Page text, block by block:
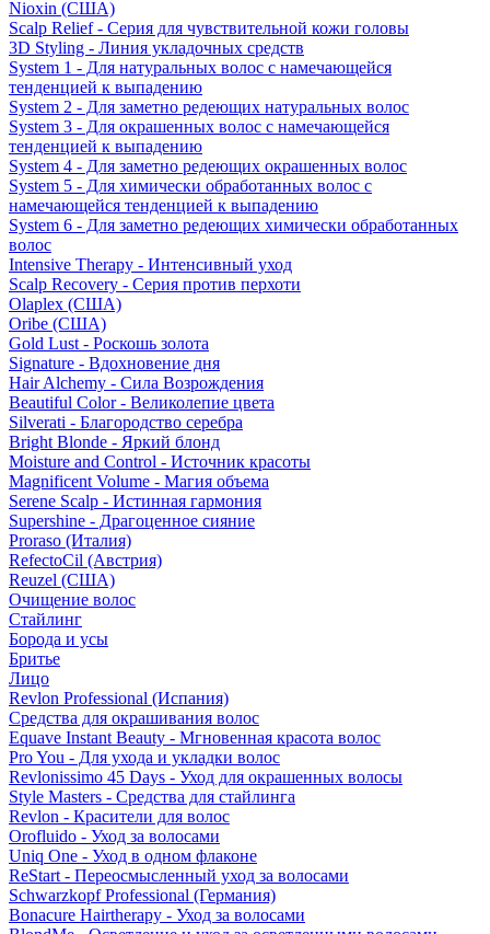
Nioxin (США)
Scalp Relief - Серия для чувствительной кожи головы
3D Styling - Линия укладочных средств
System 1 - Для натуральных волос с намечающейся
тенденцией к выпадению
System 2 - Для заметно редеющих натуральных волос
System 3 - Для окрашенных волос с намечающейся
тенденцией к выпадению
System 4 - Для заметно редеющих окрашенных волос
System 5 - Для химически обработанных волос с
намечающейся тенденцией к выпадению
System 6 - Для заметно редеющих химически обработанных
волос
Intensive Therapy - Интенсивный уход
Scalp Recovery - Серия против перхоти
Olaplex (США)
Oribe (США)
Gold Lust - Роскошь золота
Signature - Вдохновение дня
Hair Alchemy - Сила Возрождения
Beautiful Color - Великолепие цвета
Silverati - Благородство серебра
Bright Blonde - Яркий блонд
Moisture and Control - Источник красоты
Magnificent Volume - Магия объема
Serene Scalp - Истинная гармония
Supershine - Драгоценное сияние
Proraso (Италия)
RefectoCil (Австрия)
Reuzel (США)
Очищение волос
Стайлинг
Борода и усы
Бритье
Лицо
Revlon Professional (Испания)
Средства для окрашивания волос
Equave Instant Beauty - Мгновенная красота волос
Pro You - Для ухода и укладки волос
Revlonissimo 45 Days - Уход для окрашенных волосы
Style Masters - Средства для стайлинга
Revlon - Красители для волос
Orofluido - Уход за волосами
Uniq One - Уход в одном флаконе
ReStart - Переосмысленный уход за волосами
Schwarzkopf Professional (Германия)
Bonacure Hairtherapy - Уход за волосами